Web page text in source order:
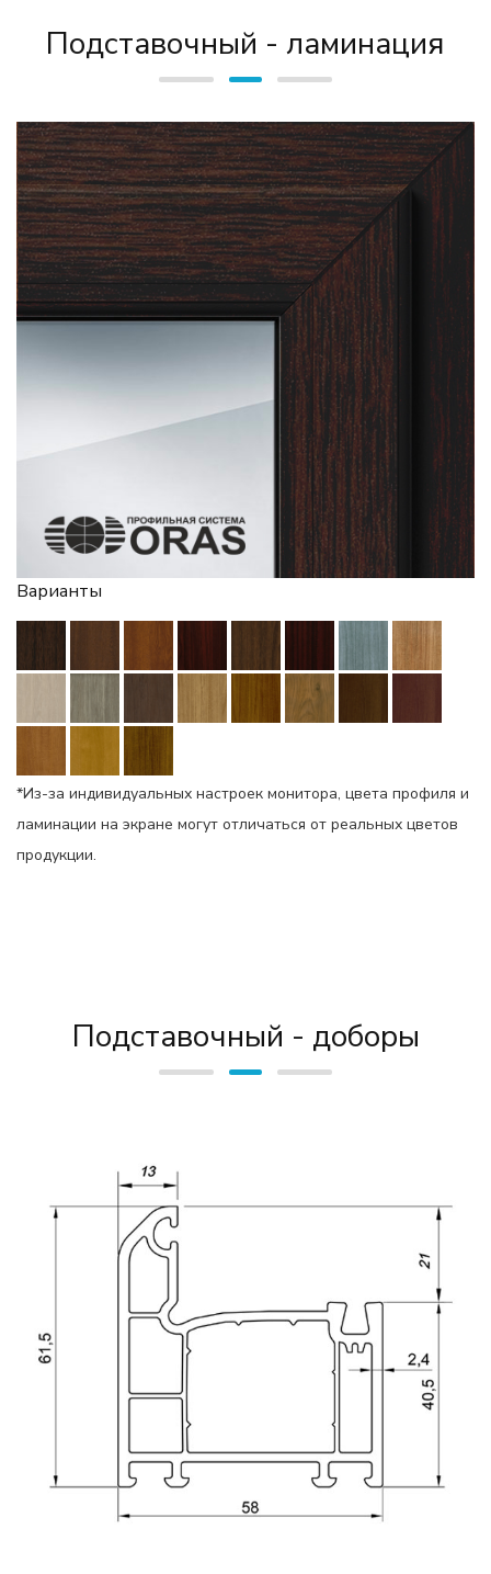
Подставочный - ламинация
Варианты
*Из-за индивидуальных настроек монитора, цвета профиля и
ламинации на экране могут отличаться от реальных цветов
продукции.
Подставочный - доборы